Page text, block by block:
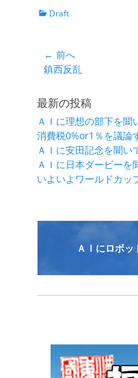
カ Draft
投
稿
ビ
ゲ
ー
シ
ョ
← 前へ
前
投
稿:
鎮西反乱
最新の投稿
ＡＩに理想の部下を聞
消費税0%or1％を議論
ＡＩに安田記念を聞い
ＡＩに日本ダービーを
いよいよワールドカッ
ＡＩにロボ